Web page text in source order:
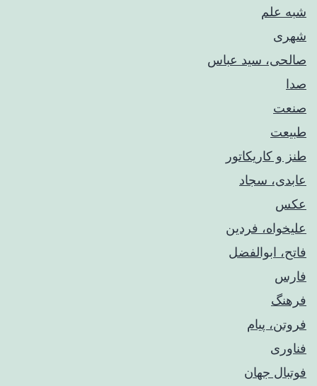
شبه علم
شهری
صالحی، سید عباس
صدا
صنعت
طبیعت
طنز و کاریکاتور
عابدی، سجاد
عکس
علیخواه، فردین
فاتح، ابوالفضل
فارس
فرهنگ
فروتن، پیام
فناوری
فوتبال جهان